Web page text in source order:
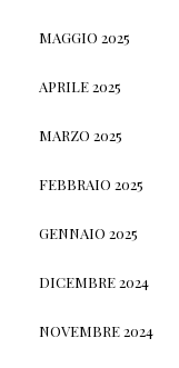
MAGGIO 2025
APRILE 2025
MARZO 2025
FEBBRAIO 2025
GENNAIO 2025
DICEMBRE 2024
NOVEMBRE 2024